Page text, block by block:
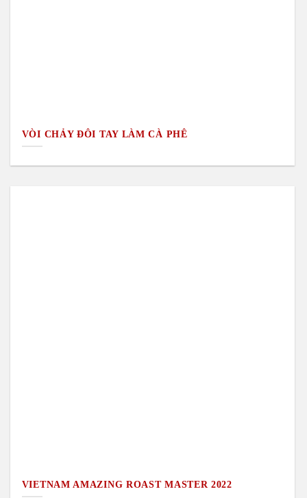
VÒI CHẢY ĐÔI TAY LÀM CÀ PHÊ
VIETNAM AMAZING ROAST MASTER 2022